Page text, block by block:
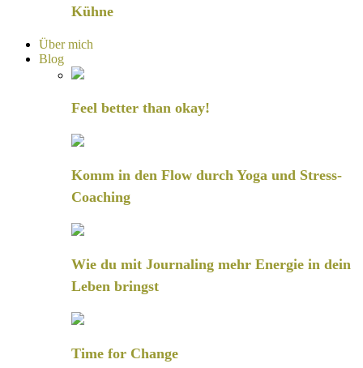
Kühne
Über mich
Blog
Feel better than okay!
Komm in den Flow durch Yoga und Stress-
Coaching
Wie du mit Journaling mehr Energie in dein
Leben bringst
Time for Change